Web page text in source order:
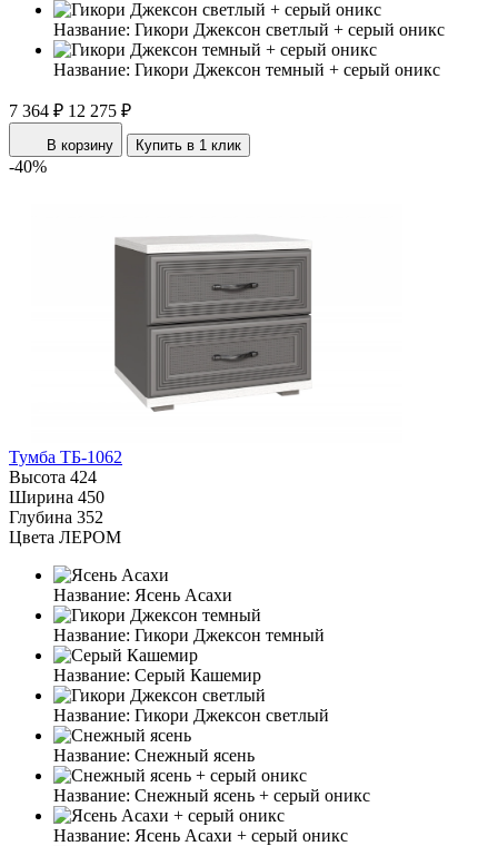
Название: Гикори Джексон светлый + серый оникс
Название: Гикори Джексон темный + серый оникс
7 364 ₽ 12 275 ₽
В корзину Купить в 1 клик
-40%
Тумба ТБ-1062
Высота 424
Ширина 450
Глубина 352
Цвета ЛЕРОМ
Название: Ясень Асахи
Название: Гикори Джексон темный
Название: Серый Кашемир
Название: Гикори Джексон светлый
Название: Снежный ясень
Название: Снежный ясень + серый оникс
Название: Ясень Асахи + серый оникс